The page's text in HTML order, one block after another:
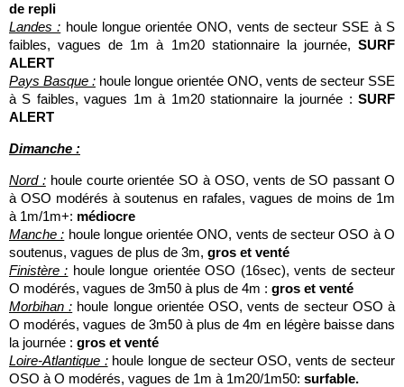
de repli
Landes : houle longue orientée ONO, vents de secteur SSE à S
faibles, vagues de 1m à 1m20 stationnaire la journée, SURF
ALERT
Pays Basque : houle longue orientée ONO, vents de secteur SSE
à S faibles, vagues 1m à 1m20 stationnaire la journée : SURF
ALERT
Dimanche :
Nord :houle courte orientée SO à OSO, vents de SO passant O
à OSO modérés à soutenus en rafales, vagues de moins de 1m
à 1m/1m+: médiocre
Manche : houle longue orientée ONO, vents de secteur OSO à O
soutenus, vagues de plus de 3m, gros et venté
Finistère : houle longue orientée OSO (16sec), vents de secteur
O modérés, vagues de 3m50 à plus de 4m : gros et venté
Morbihan : houle longue orientée OSO, vents de secteur OSO à
O modérés, vagues de 3m50 à plus de 4m en légère baisse dans
la journée : gros et venté
Loire-Atlantique :houle longue de secteur OSO, vents de secteur
OSO à O modérés, vagues de 1m à 1m20/1m50: surfable.